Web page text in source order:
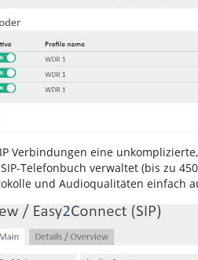
Verbindungen eine
Telefonbuch verwaltet (bis zu
und Audioqualitäten einfach